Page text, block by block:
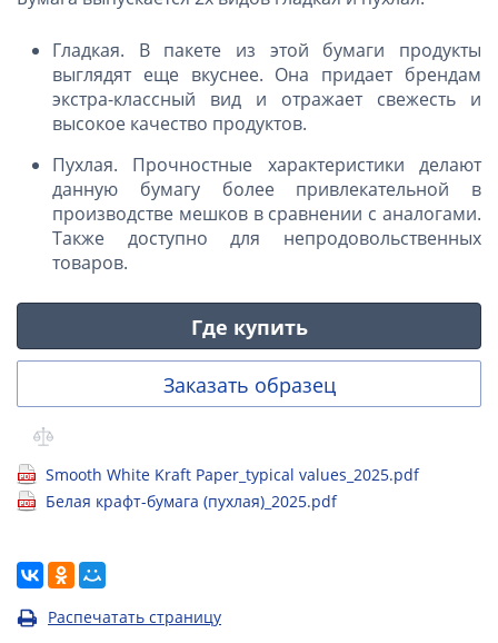
Гладкая. В пакете из этой бумаги продукты
выглядят еще вкуснее. Она придает брендам
экстра-классный вид и отражает свежесть и
высокое качество продуктов.
Пухлая. Прочностные характеристики делают
данную бумагу более привлекательной в
производстве мешков в сравнении с аналогами.
Также доступно для непродовольственных
товаров.
Где купить
Заказать образец
Smooth White Kraft Paper_typical values_2025.pdf
Белая крафт-бумага (пухлая)_2025.pdf
Распечатать страницу